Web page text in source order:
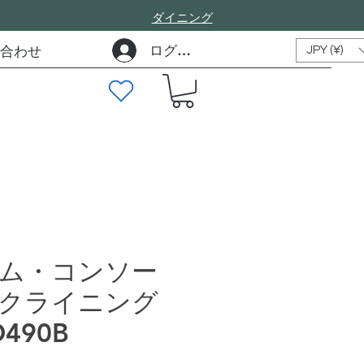
​ダイニング
わせ ログイン JPY (¥)
・コンソー
ライニング